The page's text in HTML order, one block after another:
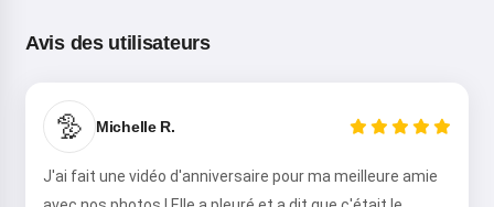
Avis des utilisateurs
🦤 Michelle R.
J'ai fait une vidéo d'anniversaire pour ma meilleure amie
Je raconte des contes magiques
pour vos enfants 🌟